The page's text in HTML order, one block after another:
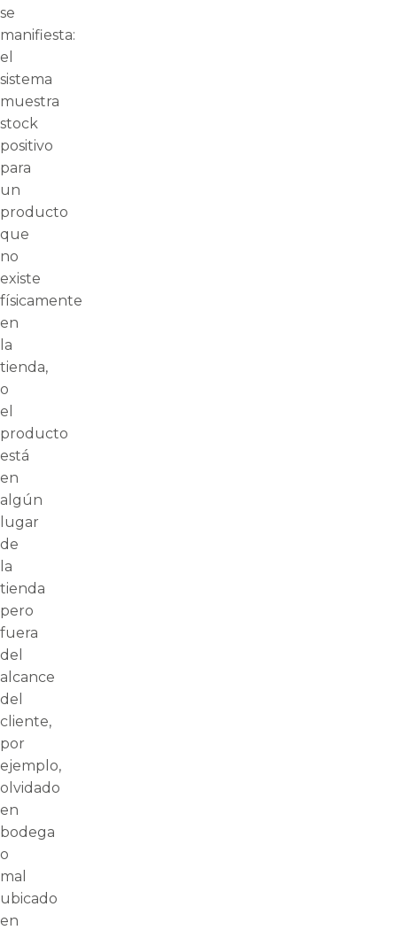
se
manifiesta:
el
sistema
muestra
stock
positivo
para
un
producto
que
no
existe
físicamente
en
la
tienda,
o
el
producto
está
en
algún
lugar
de
la
tienda
pero
fuera
del
alcance
del
cliente,
por
ejemplo,
olvidado
en
bodega
o
mal
ubicado
en